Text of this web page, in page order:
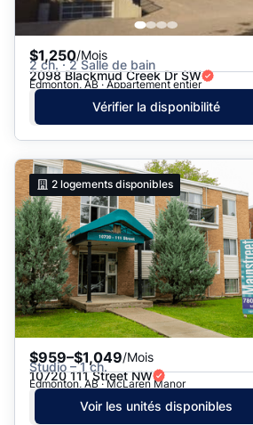
$1,250/Mois
2 ch. · 2 Salle de bain
2098 Blackmud Creek Dr SW
Edmonton, AB · Appartement entier
Vérifier la disponibilité
2 logements disponibles
$959–$1,049/Mois
Studio – 1 ch.
10720 111 Street NW
Edmonton, AB · McLaren Manor
Voir les unités disponibles